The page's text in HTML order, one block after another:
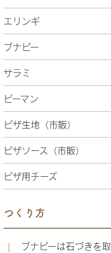
エリンギ
ブナピー
サラミ
ピーマン
ピザ生地（市販）
ピザソース（市販）
ピザ用チーズ
つくり方
ブナピーは石づきを